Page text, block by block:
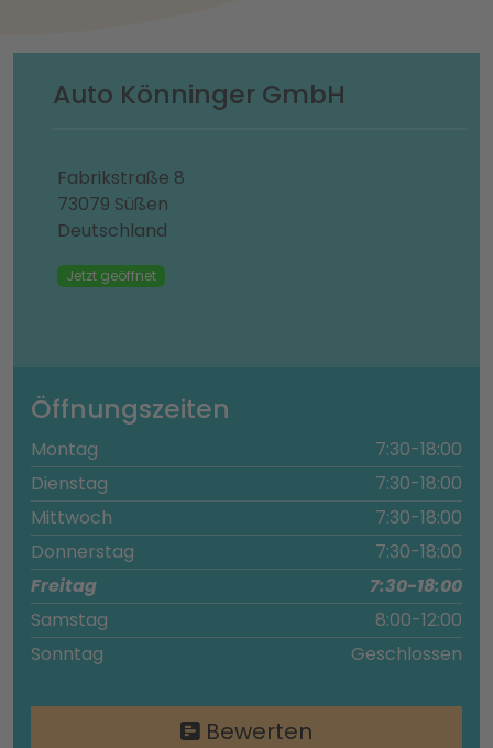
Auto Könninger GmbH
Fabrikstraße 8
73079 Süßen
Deutschland
Jetzt geöffnet
Öffnungszeiten
Montag
7:30-18:00
Dienstag
7:30-18:00
Mittwoch
7:30-18:00
Donnerstag
7:30-18:00
Freitag
7:30-18:00
Samstag
8:00-12:00
Sonntag
Geschlossen
Bewerten